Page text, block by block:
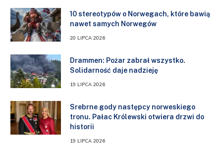
10 stereotypów o Norwegach, które bawią
nawet samych Norwegów
20 LIPCA 2026
Drammen: Pożar zabrał wszystko.
Solidarność daje nadzieję
19 LIPCA 2026
Srebrne gody następcy norweskiego
tronu. Pałac Królewski otwiera drzwi do
historii
19 LIPCA 2026